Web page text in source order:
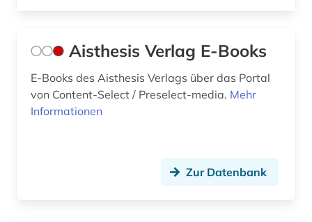
erotik (1)
erwachsenenausbildung (1)
erziehungswissenschaft (4)
Aisthesis Verlag E-Books
E-Books des Aisthesis Verlags über das Portal
von Content-Select / Preselect-media. Mehr
Informationen
Zur Datenbank